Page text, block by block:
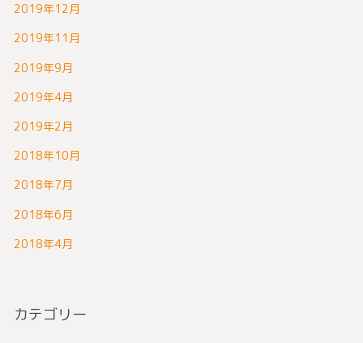
2019年12月
2019年11月
2019年9月
2019年4月
2019年2月
2018年10月
2018年7月
2018年6月
2018年4月
カテゴリー